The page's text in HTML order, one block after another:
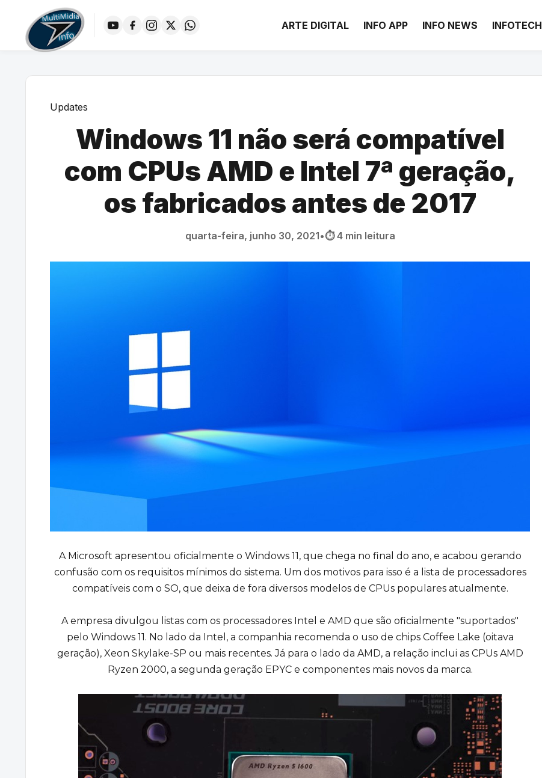
ARTE DIGITAL INFO APP INFO NEWS INFOTECH
Updates
Windows 11 não será compatível
com CPUs AMD e Intel 7ª geração,
os fabricados antes de 2017
quarta-feira, junho 30, 2021•⏱️ 4 min leitura
A Microsoft apresentou oficialmente o Windows 11, que chega no final do ano, e acabou gerando
confusão com os requisitos mínimos do sistema. Um dos motivos para isso é a lista de processadores
compatíveis com o SO, que deixa de fora diversos modelos de CPUs populares atualmente.
A empresa divulgou listas com os processadores Intel e AMD que são oficialmente "suportados"
pelo Windows 11. No lado da Intel, a companhia recomenda o uso de chips Coffee Lake (oitava
geração), Xeon Skylake-SP ou mais recentes. Já para o lado da AMD, a relação inclui as CPUs AMD
Ryzen 2000, a segunda geração EPYC e componentes mais novos da marca.